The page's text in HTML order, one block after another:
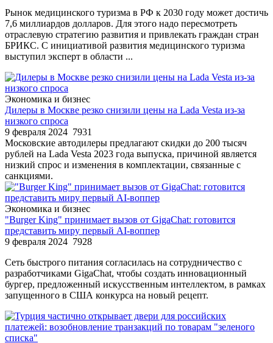
Рынок медицинского туризма в РФ к 2030 году может достичь
7,6 миллиардов долларов. Для этого надо пересмотреть
отраслевую стратегию развития и привлекать граждан стран
БРИКС. С инициативой развития медицинского туризма
выступил эксперт в области ...
Экономика и бизнес
Дилеры в Москве резко снизили цены на Lada Vesta из-за
низкого спроса
9 февраля 2024 7931
Московские автодилеры предлагают скидки до 200 тысяч
рублей на Lada Vesta 2023 года выпуска, причиной является
низкий спрос и изменения в комплектации, связанные с
санкциями.
Экономика и бизнес
"Burger King" принимает вызов от GigaChat: готовится
представить миру первый AI-воппер
9 февраля 2024 7928
Сеть быстрого питания согласилась на сотрудничество с
разработчиками GigaChat, чтобы создать инновационный
бургер, предложенный искусственным интеллектом, в рамках
запущенного в США конкурса на новый рецепт.